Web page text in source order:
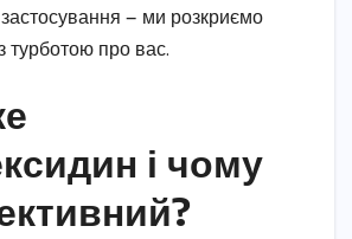
— ми розкриємо
турботою про вас.
і чому